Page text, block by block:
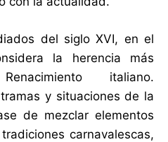
del siglo XVI, en el
la herencia más
italiano.
y situaciones de la
de mezclar elementos
carnavalescas,